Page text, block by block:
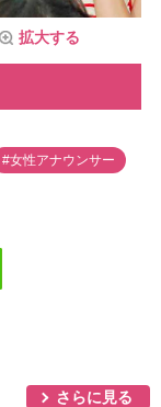
拡大する
#女性アナウンサー
さらに見る